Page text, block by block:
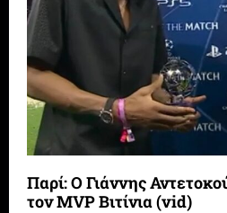
Παρί: Ο Γιάννης
τον MVP Βιτίνια (vid)